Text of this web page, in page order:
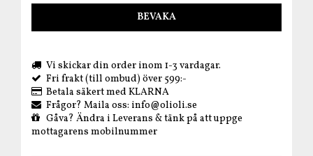
BEVAKA
Vi skickar din order inom 1-3 vardagar.
Fri frakt (till ombud) över 599:-
Betala säkert med KLARNA
Frågor? Maila oss: info@olioli.se
Gåva? Ändra i Leverans & tänk på att uppge
mottagarens mobilnummer